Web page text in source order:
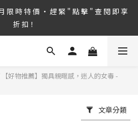
Hi-End 音 響 大 展 情 熱 開 演 ‧  音 悅
號 房 期 待 與 您 相 見
限 時 特 價 ‧ 趕 緊 " 點 擊 " 查 閱 即 享
折 扣！
Hi-End 音 響 大 展 情 熱 開 演 ‧  音 悅
【好物推薦】獨具親暱感，迷人的女毒 -
文章分類